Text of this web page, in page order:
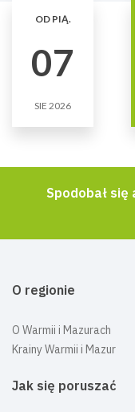
OD PIĄ.
07
SIE 2026
Spodobał się
O regionie
O Warmii i Mazurach
Krainy Warmii i Mazur
Jak się poruszać